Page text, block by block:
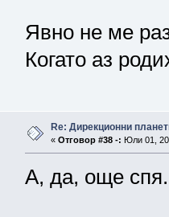
Явно не ме
Когато аз
Re: Дирекционни
« Отговор #38 -: Юли 01,
А, да, още